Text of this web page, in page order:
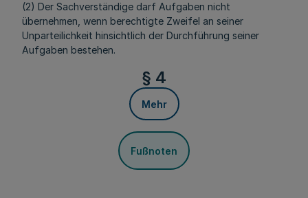
(2) Der Sachverständige darf Aufgaben nicht
übernehmen, wenn berechtigte Zweifel an seiner
Unparteilichkeit hinsichtlich der Durchführung seiner
Aufgaben bestehen.
§ 4
Mehr
Fußnoten